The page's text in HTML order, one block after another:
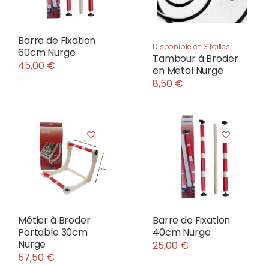
Barre de Fixation
60cm Nurge
45,00 €
Disponible en 3 tailles
Tambour à Broder
en Metal Nurge
8,50 €
Métier à Broder
Portable 30cm
Nurge
57,50 €
Barre de Fixation
40cm Nurge
25,00 €